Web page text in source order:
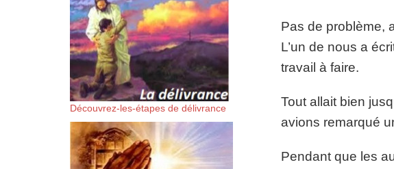
Découvrez-les-étapes de délivrance
Pas de problème,
L’un de nous a
travail à faire.
Tout allait bien
avions remarqué
Pendant que les